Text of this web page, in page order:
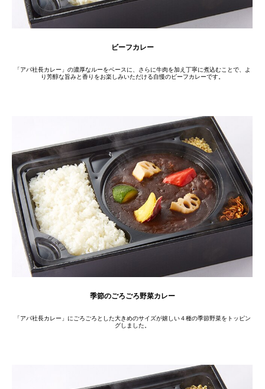
ビーフカレー
「アパ社長カレー」の濃厚なルーをベースに、さらに牛肉を加え丁寧に煮込むことで、よ
り芳醇な旨みと香りをお楽しみいただける自慢のビーフカレーです。
季節のごろごろ野菜カレー
「アパ社長カレー」にごろごろとした大きめのサイズが嬉しい４種の季節野菜をトッピン
グしました。